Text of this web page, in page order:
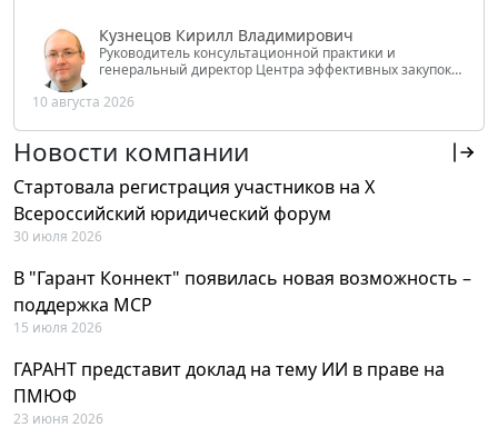
Кузнецов Кирилл Владимирович
Руководитель консультационной практики и
генеральный директор Центра эффективных закупок
РФ
10 августа 2026
Новости компании
Стартовала регистрация участников на X
Всероссийский юридический форум
30 июля 2026
В "Гарант Коннект" появилась новая возможность –
поддержка MCP
15 июля 2026
ГАРАНТ представит доклад на тему ИИ в праве на
ПМЮФ
23 июня 2026